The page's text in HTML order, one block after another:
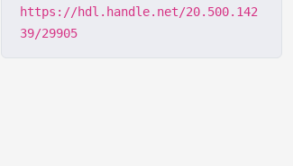
https://hdl.handle.net/20.500.142
39/29905